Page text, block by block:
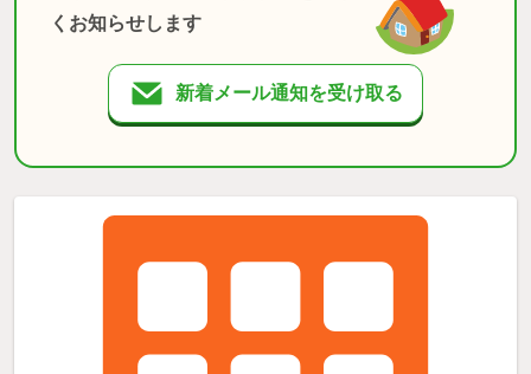
くお知らせします
新着メール通知を受け取る